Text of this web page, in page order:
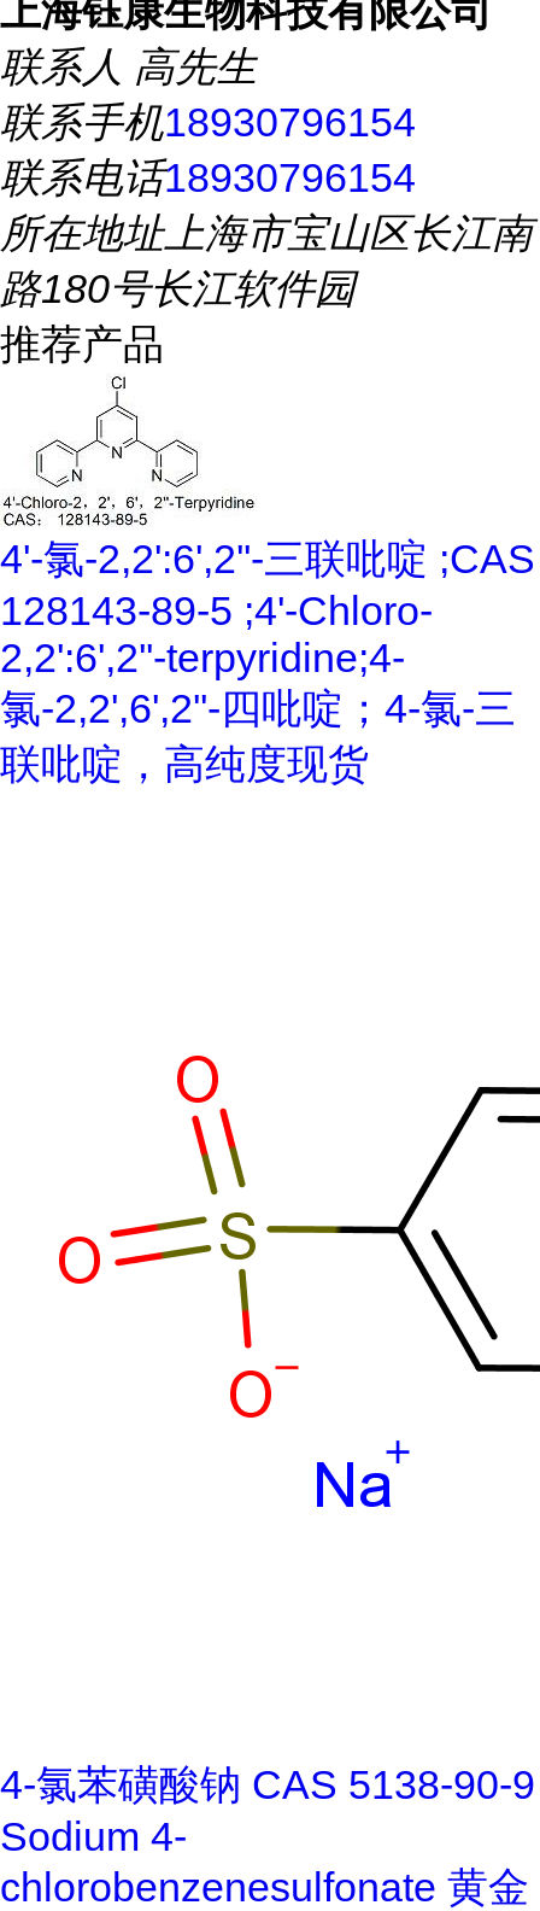
上海钰康生物科技有限公司
联系人 高先生
联系手机18930796154
联系电话18930796154
所在地址上海市宝山区长江南
路180号长江软件园
推荐产品
4'-氯-2,2':6',2''-三联吡啶 ;CAS
128143-89-5 ;4'-Chloro-
2,2':6',2''-terpyridine;4-
氯-2,2',6',2''-四吡啶；4-氯-三
联吡啶，高纯度现货
4-氯苯磺酸钠 CAS 5138-90-9
Sodium 4-
chlorobenzenesulfonate 黄金